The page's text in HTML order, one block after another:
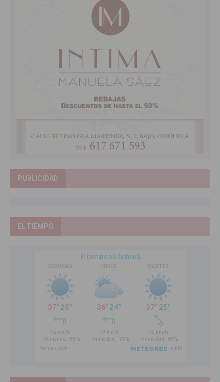
PUBLICIDAD
EL TIEMPO